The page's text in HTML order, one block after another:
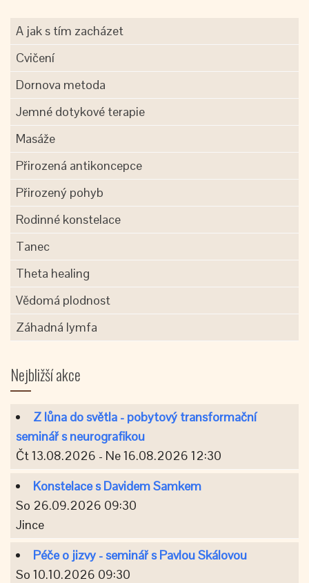
A jak s tím zacházet
Cvičení
Dornova metoda
Jemné dotykové terapie
Masáže
Přirozená antikoncepce
Přirozený pohyb
Rodinné konstelace
Tanec
Theta healing
Vědomá plodnost
Záhadná lymfa
Nejbližší akce
Z lůna do světla - pobytový transformační
seminář s neurografikou
Čt 13.08.2026 - Ne 16.08.2026 12:30
Konstelace s Davidem Samkem
So 26.09.2026 09:30
Jince
Péče o jizvy - seminář s Pavlou Skálovou
So 10.10.2026 09:30